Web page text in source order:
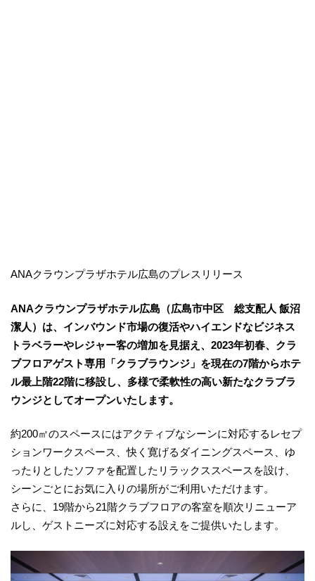
ANAクラウンプラザホテル広島のプレスリリース
ANAクラウンプラザホテル広島（広島市中区 総支配人 飯沼
潔人）は、インバウンド市場の復活やハイエンドなビジネス
トラベラーやレジャー客の増加を見据え、2023年初春、クラ
ブフロアゲスト専用「クラブラウンジ」を現在の7階からホテ
ル最上階22階に移設し、多様で柔軟性の高い新たなクラブラ
ウンジとしてオープンいたします。
約200㎡のスペースにはアクティブなシーンに対応するレセプ
ションワークスペース、快く寛げるダイニングスペース、ゆ
ったりとしたソファを配置したリラックススペースを設け、
シーンごとにお気に入りの場所がご利用いただけます。
さらに、19階から21階クラブフロアの客室を順次リニューア
ルし、ゲストニーズに対応する設えをご提供いたします。